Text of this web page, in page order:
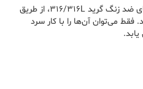
لوله گرید ۳۱۶L یا به‌طورکلی فولادهای ضد زنگ گرید ۳۱۶/۳۱۶L، از طریق
می‌توان آن‌ها را با کار سرد